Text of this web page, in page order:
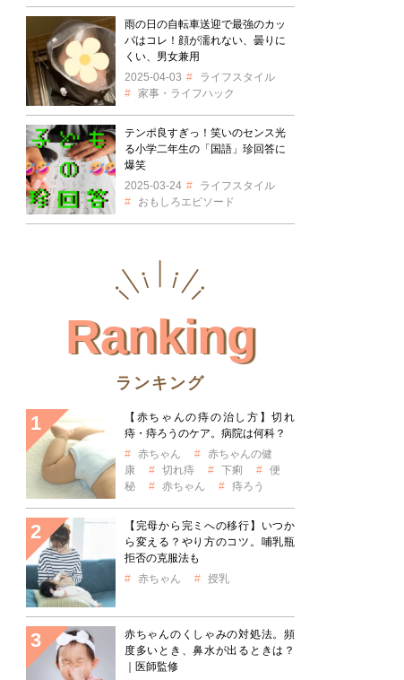
雨の日の自転車送迎で最強のカッ
パはコレ！顔が濡れない、曇りに
くい、男女兼用
2025-04-03
ライフスタイル
家事・ライフハック
テンポ良すぎっ！笑いのセンス光
る小学二年生の「国語」珍回答に
爆笑
2025-03-24
ライフスタイル
おもしろエピソード
Ranking
ランキング
【赤ちゃんの痔の治し方】切れ
痔・痔ろうのケア。病院は何科？
赤ちゃん
赤ちゃんの健
康
切れ痔 下痢
便
秘
赤ちゃん 痔ろう
【完母から完ミへの移行】いつか
ら変える？やり方のコツ。哺乳瓶
拒否の克服法も
赤ちゃん
授乳
赤ちゃんのくしゃみの対処法。頻
度多いとき、鼻水が出るときは？
｜医師監修